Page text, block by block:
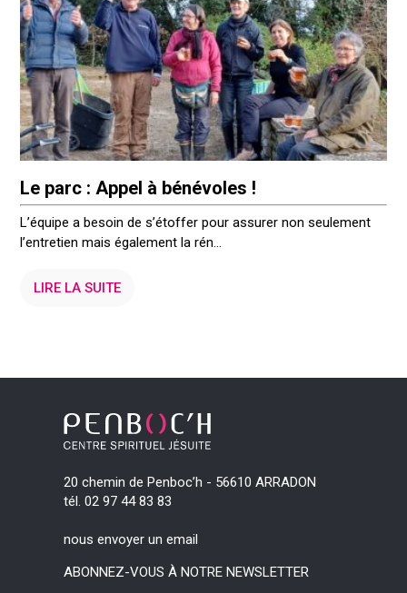
Le parc : Appel à bénévoles !
L’équipe a besoin de s’étoffer pour assurer non seulement
l’entretien mais également la rén...
LIRE LA SUITE
20 chemin de Penboc’h - 56610 ARRADON
tél. 02 97 44 83 83
nous envoyer un email
ABONNEZ-VOUS À NOTRE NEWSLETTER